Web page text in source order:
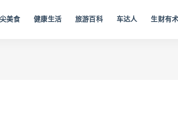
美食 健康生活 旅游百科 车达人 生财有